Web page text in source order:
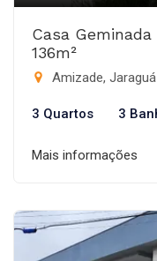
Casa
136m²
Amizade,
3 Quartos 3
Mais informações